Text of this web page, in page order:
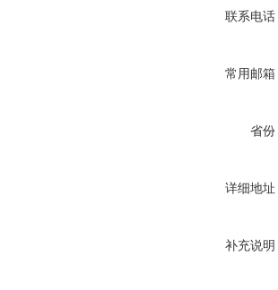
联系电话
常用邮箱
省份
详细地址
补充说明